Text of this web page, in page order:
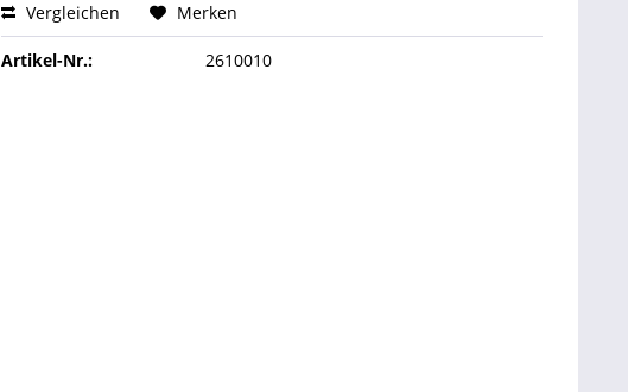
Vergleichen Merken
Artikel-Nr.: 2610010